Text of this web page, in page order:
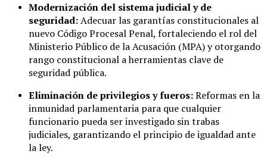
Modernización del sistema judicial y de
seguridad:Adecuar las garantías constitucionales al
nuevo Código Procesal Penal, fortaleciendo el rol del
Ministerio Público de la Acusación (MPA) y otorgando
rango constitucional a herramientas clave de
seguridad pública.
Eliminación de privilegios y fueros:Reformas en la
inmunidad parlamentaria para que cualquier
funcionario pueda ser investigado sin trabas
judiciales, garantizando el principio de igualdad ante
la ley.